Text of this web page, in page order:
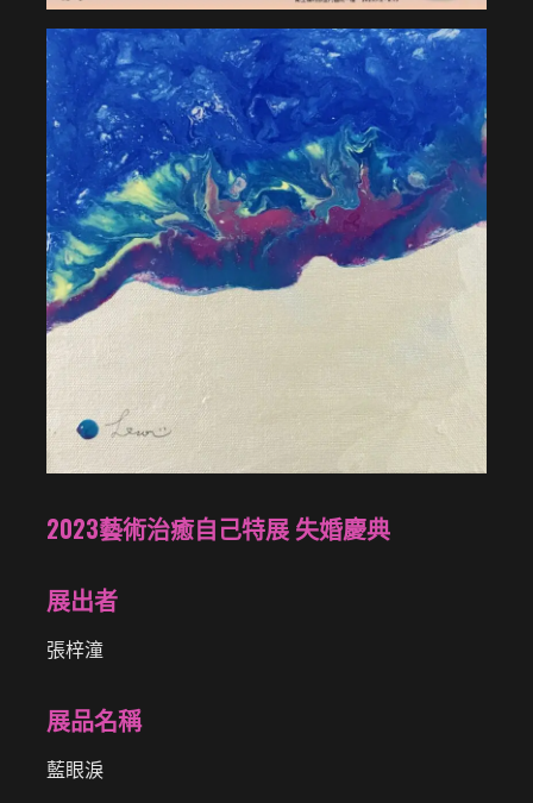
2023藝術治癒自己特展 失婚慶典
展出者
張梓潼
展品名稱
藍眼淚